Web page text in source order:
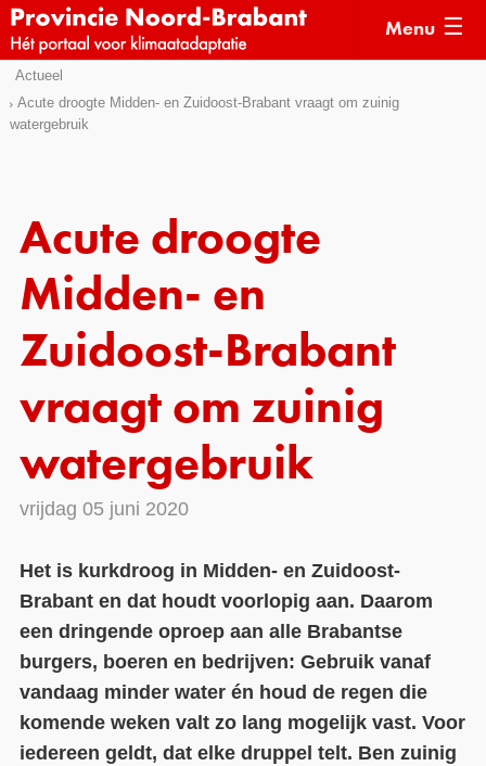
Sla
links
over
het
menu
Direct
naar
de
pagina
Menu
Actueel
Acute droogte Midden- en Zuidoost-Brabant vraagt om zuinig
watergebruik
Acute droogte
Midden- en
Zuidoost-Brabant
vraagt om zuinig
watergebruik
vrijdag 05 juni 2020
Het is kurkdroog in Midden- en Zuidoost-
Brabant en dat houdt voorlopig aan. Daarom
een dringende oproep aan alle Brabantse
burgers, boeren en bedrijven: Gebruik vanaf
vandaag minder water én houd de regen die
komende weken valt zo lang mogelijk vast. Voor
iedereen geldt, dat elke druppel telt. Ben zuinig
Kennisdossiers
Hulpmiddelen
Voorbeelden
Subsidies
Monitoring
Over ons
LIFE-IP Klimaatadaptatie
Weerbaar Dommelland